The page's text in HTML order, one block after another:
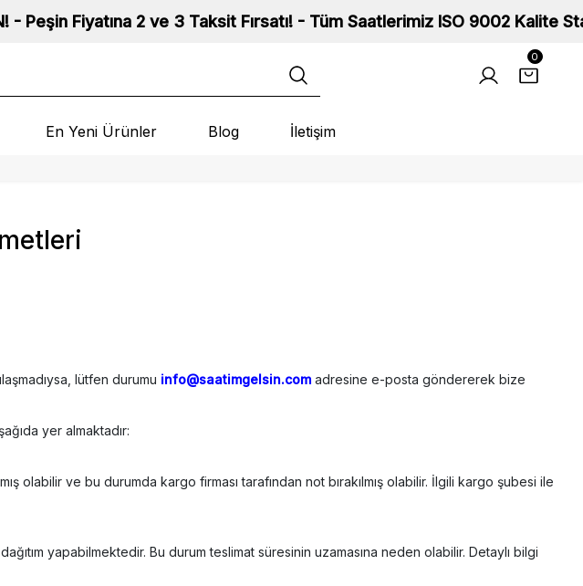
Fiyatına 2 ve 3 Taksit Fırsatı! - Tüm Saatlerimiz ISO 9002 Kalite
0
En Yeni Ürünler Blog İletişim
lütfen durumu info@saatimgelsin.com adresine e-posta göndererek bize
yer almaktadır:
olabilir ve bu durumda kargo firması tarafından not bırakılmış olabilir. İlgili kargo şubesi ile
yapabilmektedir. Bu durum teslimat süresinin uzamasına neden olabilir. Detaylı bilgi